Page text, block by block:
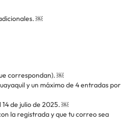
￼
correspondan). ￼
y un máximo de 4 entradas por
14 de julio de 2025. ￼
la registrada y que tu correo sea